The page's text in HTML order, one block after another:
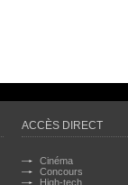
ACCÈS DIRECT
Cinéma
Concours
High-tech